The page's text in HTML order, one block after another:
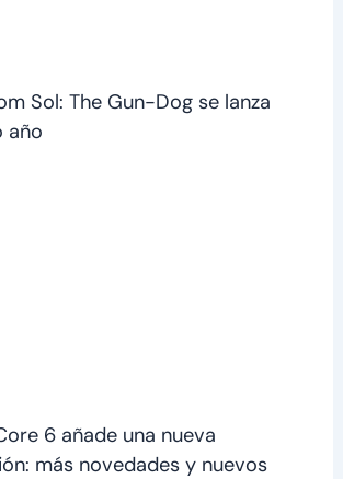
Sol: The Gun-Dog se lanza
año
6 añade una nueva
más novedades y nuevos